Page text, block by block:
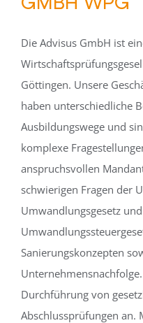
Die Advisus GmbH ist
Göttingen. Unsere
haben unterschiedliche
Ausbildungswege und
komplexe
anspruchsvollen
schwierigen Fragen der
Umwandlungsgesetz
Sanierungskonzepten
Durchführung von
Abschlussprüfungen an.